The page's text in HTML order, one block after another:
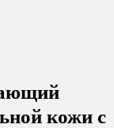
кожи с